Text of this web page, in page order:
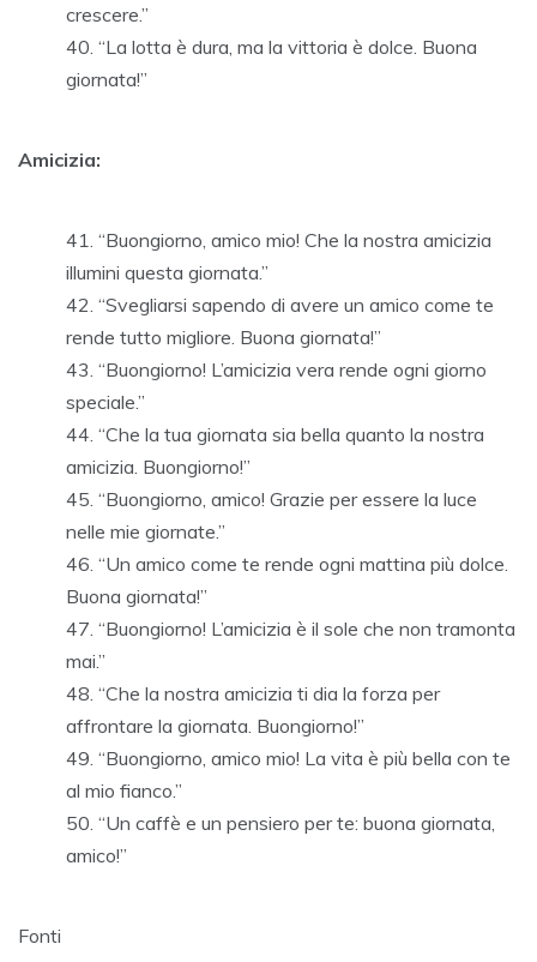
crescere.”
“La lotta è dura, ma la vittoria è dolce. Buona
giornata!”
Amicizia:
“Buongiorno, amico mio! Che la nostra amicizia
illumini questa giornata.”
“Svegliarsi sapendo di avere un amico come te
rende tutto migliore. Buona giornata!”
“Buongiorno! L’amicizia vera rende ogni giorno
speciale.”
“Che la tua giornata sia bella quanto la nostra
amicizia. Buongiorno!”
“Buongiorno, amico! Grazie per essere la luce
nelle mie giornate.”
“Un amico come te rende ogni mattina più dolce.
Buona giornata!”
“Buongiorno! L’amicizia è il sole che non tramonta
mai.”
“Che la nostra amicizia ti dia la forza per
affrontare la giornata. Buongiorno!”
“Buongiorno, amico mio! La vita è più bella con te
al mio fianco.”
“Un caffè e un pensiero per te: buona giornata,
amico!”
Fonti